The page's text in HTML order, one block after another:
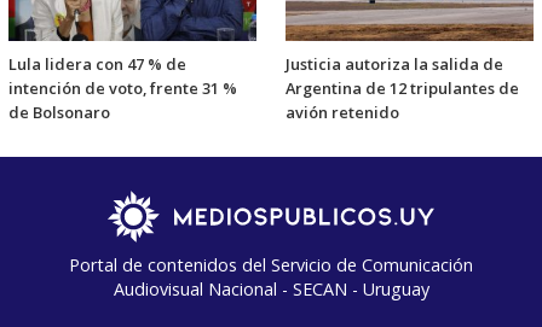
Lula lidera con 47 % de
intención de voto, frente 31 %
de Bolsonaro
Justicia autoriza la salida de
Argentina de 12 tripulantes de
avión retenido
Portal de contenidos del Servicio de Comunicación
Audiovisual Nacional - SECAN - Uruguay